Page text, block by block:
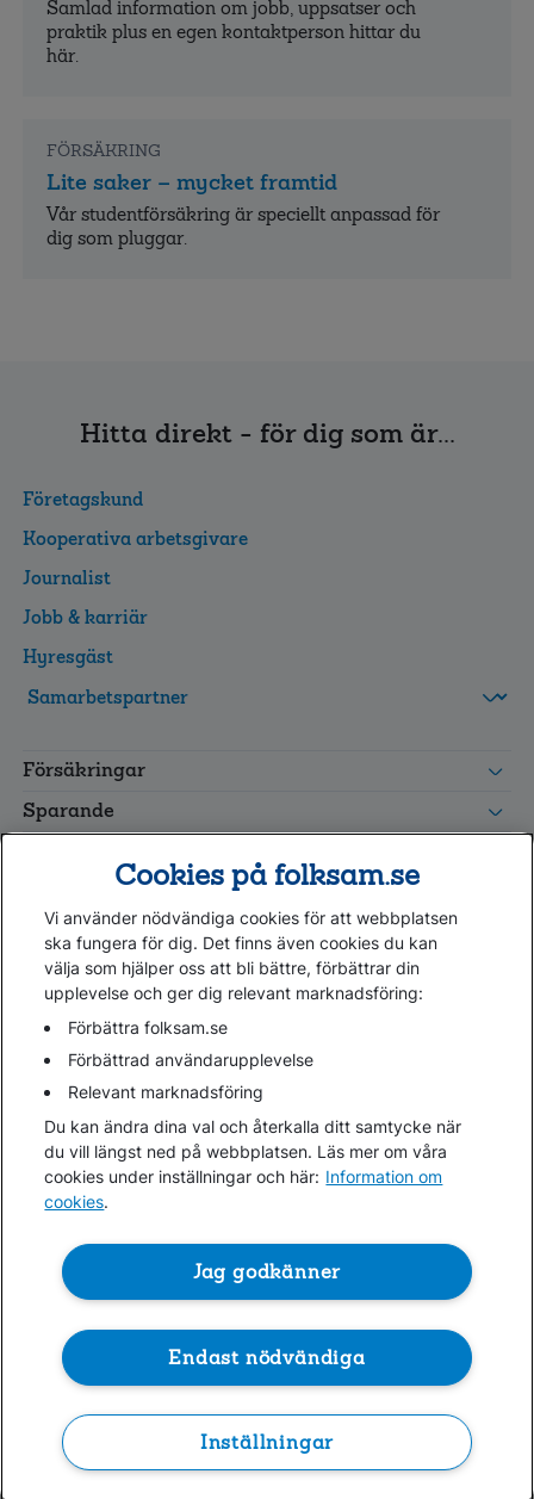
Samlad information om jobb, uppsatser och
praktik plus en egen kontaktperson hittar du
här.
FÖRSÄKRING
Lite saker – mycket framtid
Vår studentförsäkring är speciellt anpassad för
dig som pluggar.
Hitta direkt - för dig som är...
Företagskund
Kooperativa arbetsgivare
Journalist
Jobb & karriär
Hyresgäst
grupp
Leverantörswebb
Försäkringar
Sparande
Kundservice
Hjälp
Webbkarta
Cookies
Hantera cookies
Personuppgifter GDPR
Tillgänglighetsredogörelse
Om penningtvättslagen
Lättläst
Folksam ©
Kontakta oss0771-950 950
Cookies på folksam.se
Vi använder nödvändiga cookies för att webbplatsen
ska fungera för dig. Det finns även cookies du kan
välja som hjälper oss att bli bättre, förbättrar din
upplevelse och ger dig relevant marknadsföring:
Förbättra folksam.se
Förbättrad användarupplevelse
Relevant marknadsföring
Du kan ändra dina val och återkalla ditt samtycke när
du vill längst ned på webbplatsen. Läs mer om våra
cookies under inställningar och här: Information om
cookies.
Jag godkänner
Endast nödvändiga
Inställningar